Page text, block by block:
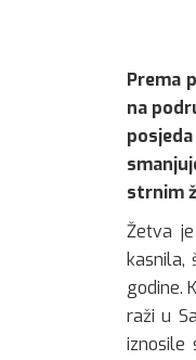
Prema
na
strnim
Žetva
kasnila,
godine.
raži u
iznosile